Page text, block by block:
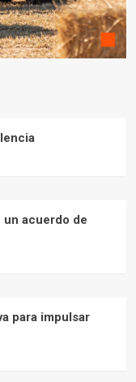
acuerdo de
para impulsar